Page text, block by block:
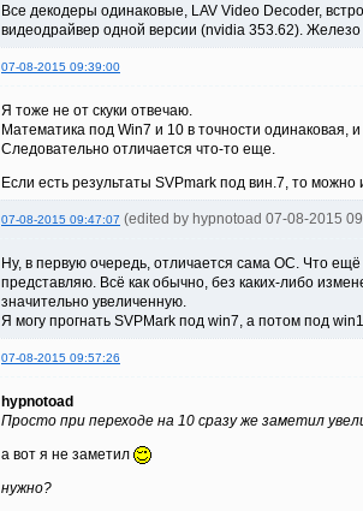
Все декодеры одинаковые, LAV Video Decoder,
видеодрайвер одной версии (nvidia 353.62).
07-08-2015 09:39:00
Я тоже не от скуки отвечаю.
Математика под Win7 и 10 в точности одинаковая,
Следовательно отличается что-то еще.
Если есть результаты SVPmark под вин.7, то
07-08-2015 09:47:07 (edited by hypnotoad 07-08-2015
Ну, в первую очередь, отличается сама ОС. Что ещё
представляю. Всё как обычно, без каких-либо
значительно увеличенную.
Я могу прогнать SVPMark под win7, а потом под
07-08-2015 09:57:26
hypnotoad
Просто при переходе на 10 сразу же заметил
а вот я не заметил
нужно?